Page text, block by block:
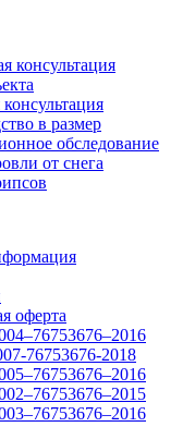
консультация
в размер
обследование
от снега
оферта
76753676-2018